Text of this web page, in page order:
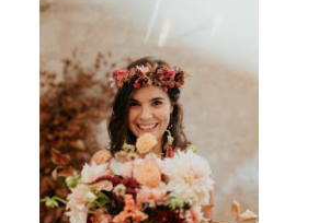
PORTFOLIO